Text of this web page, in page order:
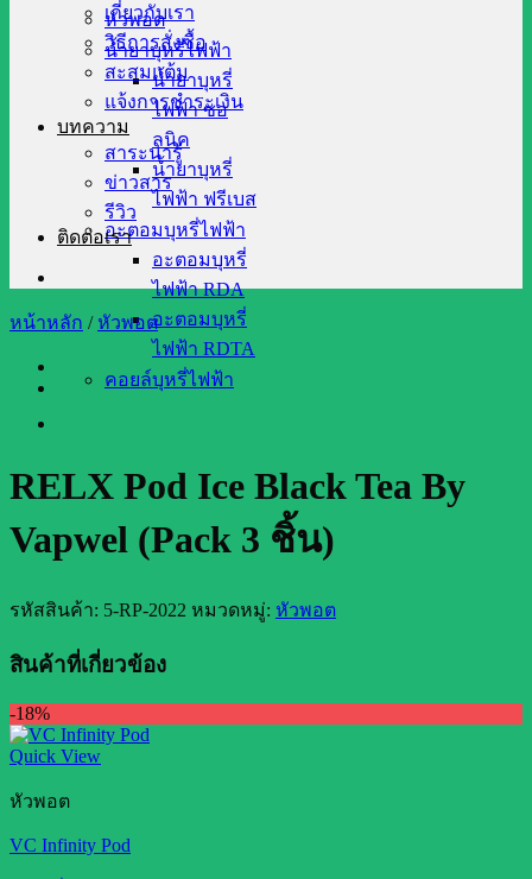
หัวพอต
น้ำยาบุหรี่ไฟฟ้า
น้ำยาบุหรี่
ไฟฟ้า ซอ
ลนิค
น้ำยาบุหรี่
ไฟฟ้า ฟรีเบส
อะตอมบุหรี่ไฟฟ้า
อะตอมบุหรี่
ไฟฟ้า RDA
อะตอมบุหรี่
ไฟฟ้า RDTA
คอยล์บุหรี่ไฟฟ้า
เกี่ยวกับเรา
วิธีการสั่งซื้อ
สะสมแต้ม
แจ้งการชำระเงิน
บทความ
สาระน่ารู้
ข่าวสาร
รีวิว
ติดต่อเรา
หน้าหลัก / หัวพอต
RELX Pod Ice Black Tea By
Vapwel (Pack 3 ชิ้น)
รหัสสินค้า: 5-RP-2022 หมวดหมู่: หัวพอต
สินค้าที่เกี่ยวข้อง
-18%
Quick View
หัวพอต
VC Infinity Pod